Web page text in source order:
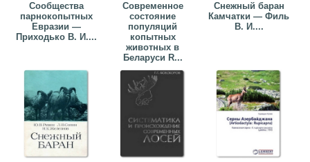
Сообщества
парнокопытных
Евразии —
Приходько В. И....
Современное
состояние
популяций
копытных
животных в
Беларуси R...
Снежный баран
Камчатки — Филь
В. И....